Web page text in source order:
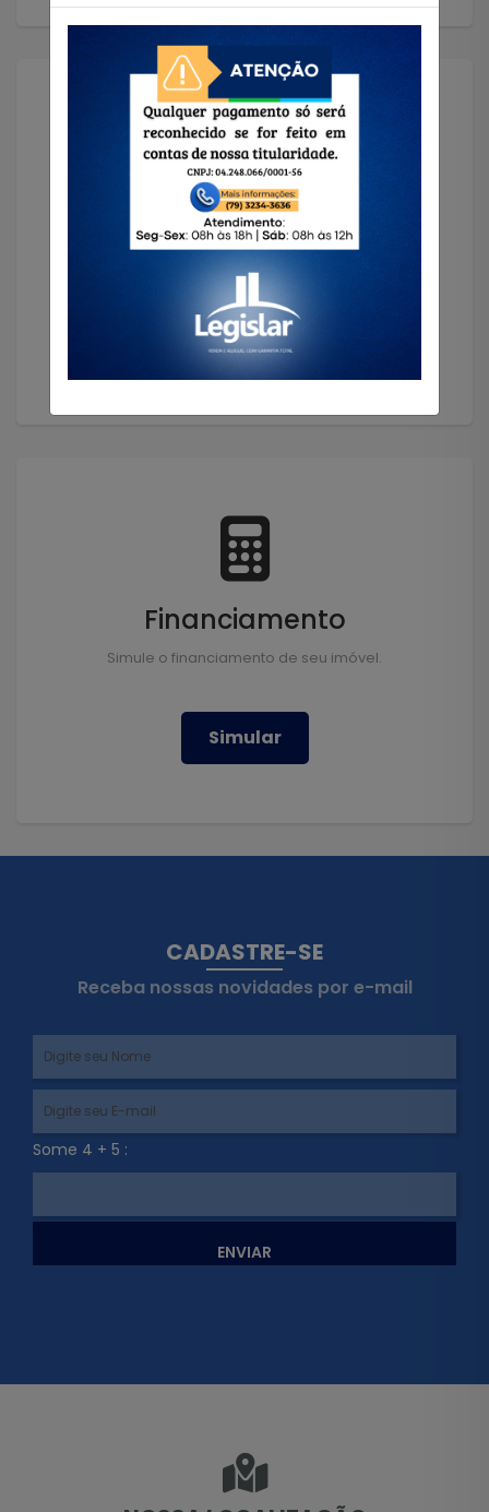
Solicitar Imóvel
Encontramos o imóvel que você precisa!
Solicitar
Financiamento
Simule o financiamento de seu imóvel.
Simular
CADASTRE-SE
Receba nossas novidades por e-mail
Some 4 + 5 :
ENVIAR